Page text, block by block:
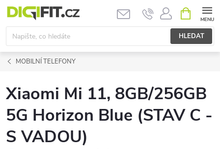
Přejít
obsah
HLEDAT
NÁKUPNÍ
KOŠÍK
MOBILNÍ TELEFONY
Xiaomi Mi 11, 8GB/256GB
5G Horizon Blue (STAV C -
S VADOU)